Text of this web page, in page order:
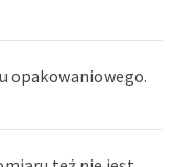
opakowaniowego.